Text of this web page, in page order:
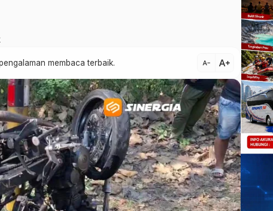
membaca terbaik. text_decrease text_increase